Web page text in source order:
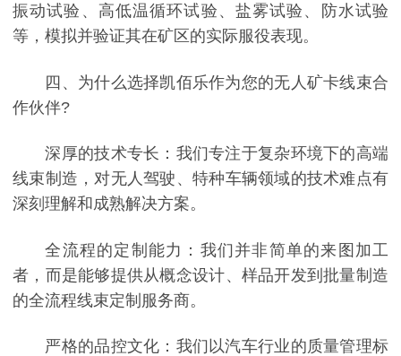
振动试验、高低温循环试验、盐雾试验、防水试验
等，模拟并验证其在矿区的实际服役表现。
四、为什么选择凯佰乐作为您的无人矿卡线束合
作伙伴?
深厚的技术专长：我们专注于复杂环境下的高端
线束制造，对无人驾驶、特种车辆领域的技术难点有
深刻理解和成熟解决方案。
全流程的定制能力：我们并非简单的来图加工
者，而是能够提供从概念设计、样品开发到批量制造
的全流程线束定制服务商。
严格的品控文化：我们以汽车行业的质量管理标